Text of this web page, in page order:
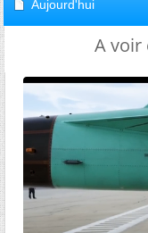
Aujourd'hui
A voir